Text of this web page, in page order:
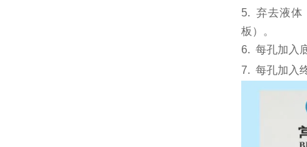
5.
弃去液体
板）。
6. 每孔加入
7. 每孔加入